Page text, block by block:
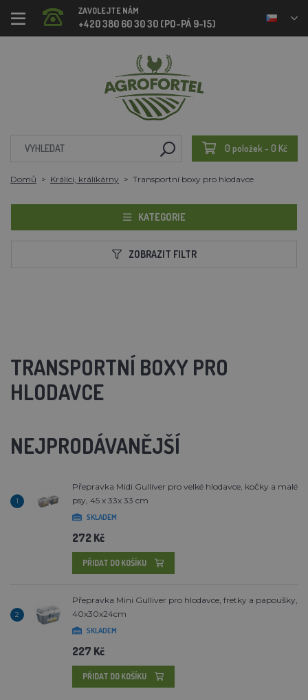
ZAVOLEJTE NÁM
+420 380 60 30 30 (PO-PÁ 9-15)
0 položek - 0 Kč
Domů Králíci, králíkárny Transportní boxy pro hlodavce
KATEGORIE
ZOBRAZIT FILTR
TRANSPORTNÍ BOXY PRO
HLODAVCE
NEJPRODÁVANĚJŠÍ
1
Přepravka Midi Gulliver pro velké hlodavce, kočky a malé
psy, 45 x 33x 33 cm
SKLADEM
272 Kč
PŘIDAT DO KOŠÍKU
2
Přepravka Mini Gulliver pro hlodavce, fretky a papoušky,
40x30x24cm
SKLADEM
227 Kč
PŘIDAT DO KOŠÍKU